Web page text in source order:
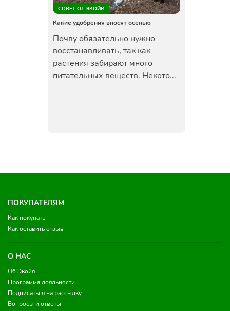
СОВЕТ ОТ ЭКОЙИ
Какие удобрения вносят осенью
Почву обязательно нужно
восстанавливать, так как
растения забирают много
питательных веществ. Некото...
ПОКУПАТЕЛЯМ
Как покупать
Как оставить отзыв
О НАС
Об Экойя
Программа лояльности
Подписаться на рассылку
Вопросы и ответы